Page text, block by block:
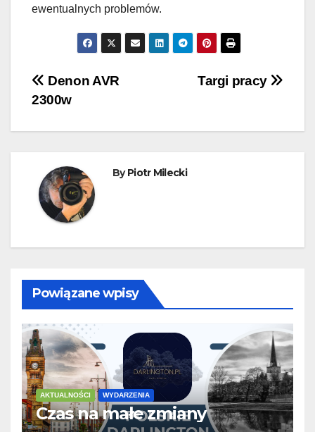
ewentualnych problemów.
Nawigacja
Targi pracy
Denon AVR
2300w
ByPiotr Milecki
Powiązane wpisy
AKTUALNOŚCI WYDARZENIA
Czas na małe zmiany